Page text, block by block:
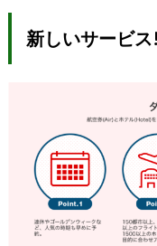
新しいサービ